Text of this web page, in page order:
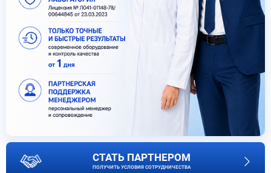
СТАТЬ ПАРТНЕРОМ
ПОЛУЧИТЬ УСЛОВИЯ СОТРУДНИЧЕСТВА